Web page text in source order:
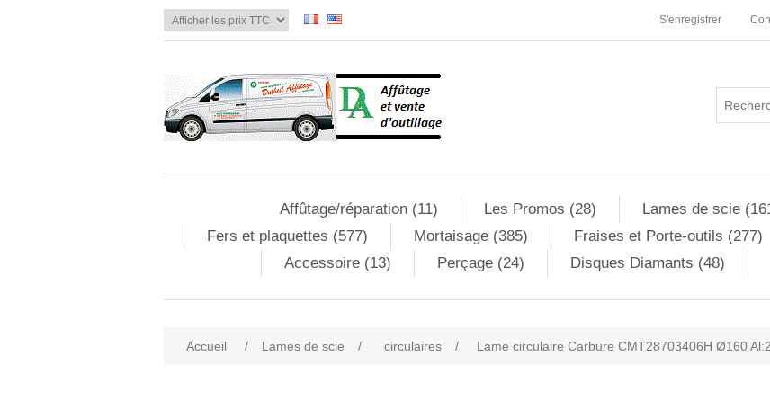
S'enregistrer
Affûtage/réparation (11) Les Promos (28) Lames de scie
Fers et plaquettes (577)
Mortaisage (385) Fraises et Porte-outils (277)
Accessoire (13)
Perçage (24) Disques Diamants (48)
Accueil / Lames de scie / circulaires / Lame circulaire Carbure CMT28703406H Ø160